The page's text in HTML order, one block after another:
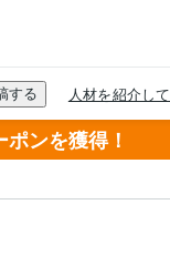
ンを獲得！